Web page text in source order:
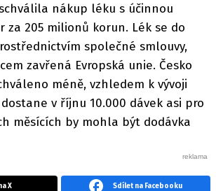
nákup léku s účinnou
za 205 milionů korun. Lék se do
společné smlouvy,
zavřená Evropská unie. Česko
méně, vzhledem k vývoji
v říjnu 10.000 dávek asi pro
měsících by mohla být dodávka
X Sdílet na Facebooku